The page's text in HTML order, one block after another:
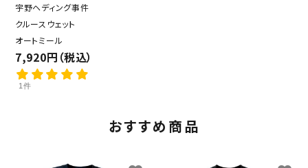
宇野ヘディング事件
クルースウェット
オートミール
7,920円（税込）
1件
おすすめ商品